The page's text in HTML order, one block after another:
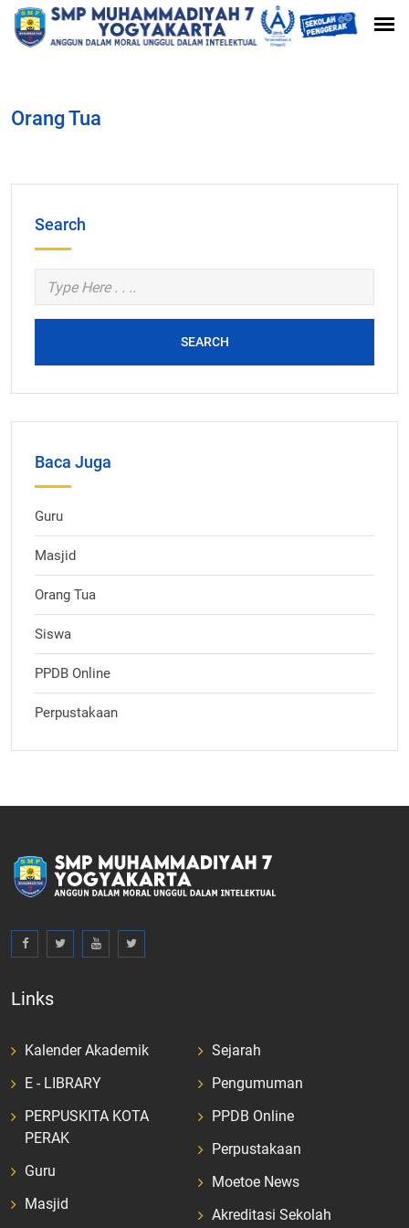
Orang Tua
Search
SEARCH
Baca Juga
Guru
Masjid
Orang Tua
Siswa
PPDB Online
Perpustakaan
Links
Kalender Akademik
E - LIBRARY
PERPUSKITA KOTA
PERAK
Guru
Masjid
Sejarah
Pengumuman
PPDB Online
Perpustakaan
Moetoe News
Akreditasi Sekolah